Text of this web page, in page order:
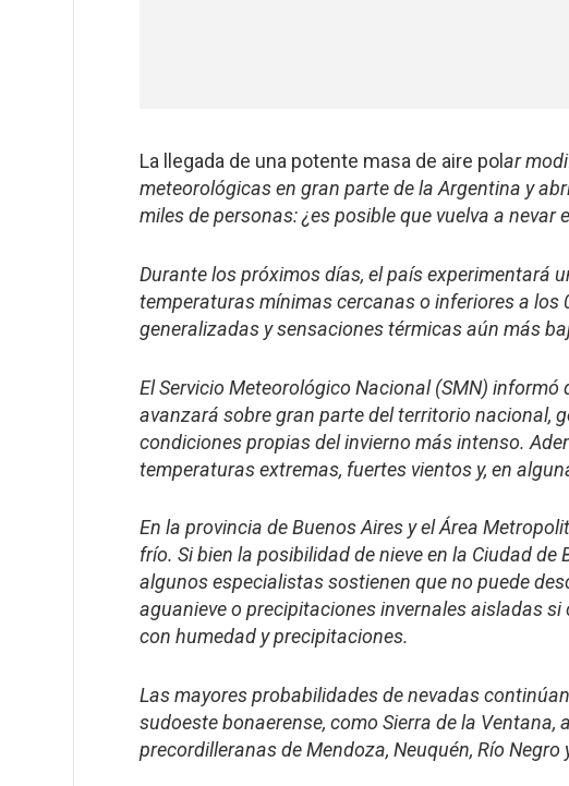
La llegada de una potente masa de aire polar
meteorológicas en gran parte de la Argentina y
miles de personas: ¿es posible que vuelva a nevar
Durante los próximos días, el país experimentará
temperaturas mínimas cercanas o inferiores a los
generalizadas y sensaciones térmicas aún más
El Servicio Meteorológico Nacional (SMN)
avanzará sobre gran parte del territorio nacional,
condiciones propias del invierno más intenso.
temperaturas extremas, fuertes vientos y, en
En la provincia de Buenos Aires y el Área
frío. Si bien la posibilidad de nieve en la Ciudad
algunos especialistas sostienen que no puede
aguanieve o precipitaciones invernales aisladas
con humedad y precipitaciones.
Las mayores probabilidades de nevadas
sudoeste bonaerense, como Sierra de la
precordilleranas de Mendoza, Neuquén, Río